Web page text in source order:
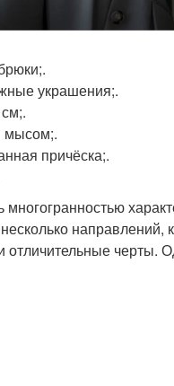
украшения;.
мысом;.
причёска;.
многогранностью
направлений,
отличительные черты.